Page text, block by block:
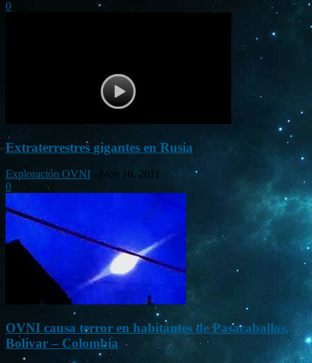
0
Extraterrestres gigantes en Rusia
Exploración OVNI - Nov 10, 2011
0
OVNI causa terror en habitantes de Pasacaballos,
Bolívar – Colombia